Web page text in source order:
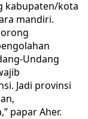
kabupaten/kota
mandiri.
Undang
Jadi provinsi
papar Aher.